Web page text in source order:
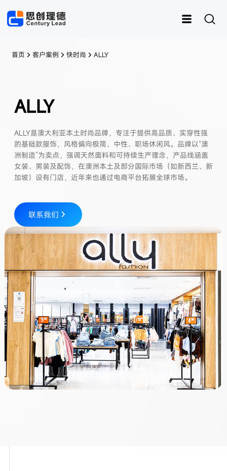
内衣
皮具 鞋子 样衣
资产管理
首页 客户案例 快时尚 ALLY
ALLY
ALLY是澳大利亚本土时尚品牌，专注于提供高品质、实穿性强
的基础款服饰，风格偏向极简、中性、职场休闲风。品牌以“澳
洲制造”为卖点，强调天然面料和可持续生产理念，产品线涵盖
女装、男装及配饰，在澳洲本土及部分国际市场（如新西兰、新
加坡）设有门店，近年来也通过电商平台拓展全球市场。
联系我们